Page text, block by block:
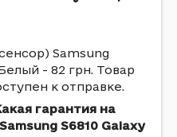
Samsung
- 82 грн. Товар
к отправке.
гарантия на
S6810 Galaxy